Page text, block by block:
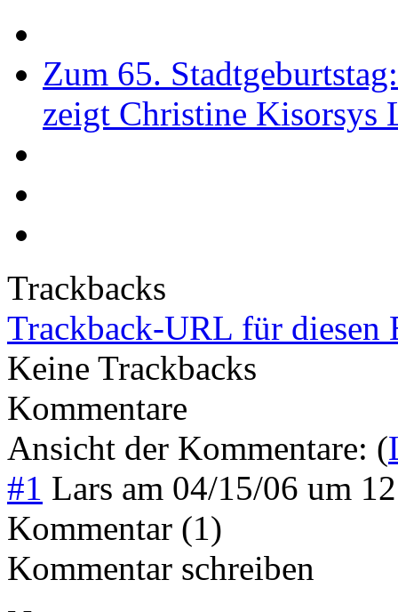
Zum 65.
zeigt Christine Kisorsys
Trackbacks
Trackback-URL für diesen
Keine Trackbacks
Kommentare
Ansicht der Kommentare: (
#1 Lars am 04/15/06 um
Kommentar (1)
Kommentar schreiben